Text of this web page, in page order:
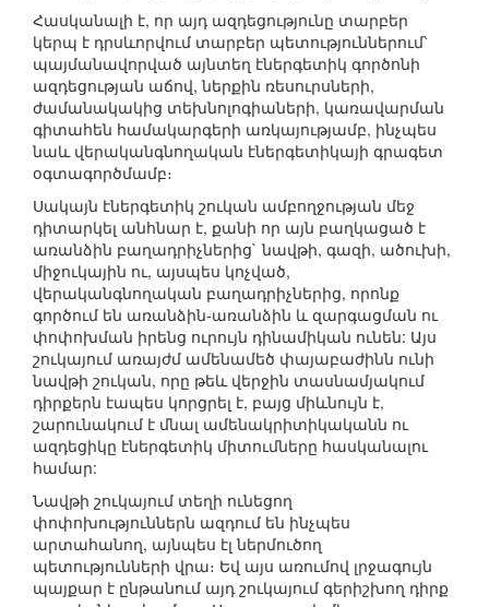
Հասկանալի է, որ այդ ազդեցությունը տարբեր
կերպ է դրսևորվում տարբեր պետություններում՝
պայմանավորված այնտեղ էներգետիկ գործոնի
ազդեցության աճով, ներքին ռեսուրսների,
ժամանակակից տեխնոլոգիաների, կառավարման
գիտահեն համակարգերի առկայությամբ, ինչպես
նաև վերականգնողական էներգետիկայի գրագետ
օգտագործմամբ։
Սակայն էներգետիկ շուկան ամբողջության մեջ
դիտարկել անհնար է, քանի որ այն բաղկացած է
առանձին բաղադրիչներից` նավթի, գազի, ածուխի,
միջուկային ու, այսպես կոչված,
վերականգնողական բաղադրիչներից, որոնք
գործում են առանձին-առանձին և զարգացման ու
փոփոխման իրենց ուրույն դինամիկան ունեն: Այս
շուկայում առայժմ ամենամեծ փայաբաժինն ունի
նավթի շուկան, որը թեև վերջին տասնամյակում
դիրքերն էապես կորցրել է, բայց միևնույն է,
շարունակում է մնալ ամենակրիտիկականն ու
ազդեցիկը էներգետիկ միտումները հասկանալու
համար:
Նավթի շուկայում տեղի ունեցող
փոփոխություններն ազդում են ինչպես
արտահանող, այնպես էլ ներմուծող
պետությունների վրա։ Եվ այս առումով լրջագույն
պայքար է ընթանում այդ շուկայում գերիշխող դիրք